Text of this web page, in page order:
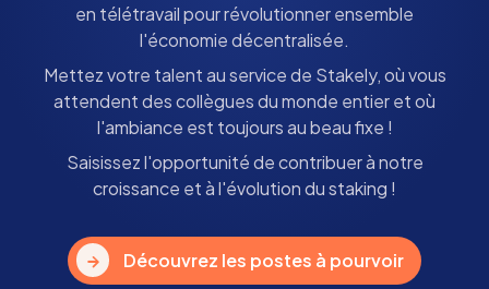
en télétravail pour révolutionner ensemble
l'économie décentralisée.
Mettez votre talent au service de Stakely, où vous
attendent des collègues du monde entier et où
l'ambiance est toujours au beau fixe !
Saisissez l'opportunité de contribuer à notre
croissance et à l'évolution du staking !
Découvrez les postes à pourvoir